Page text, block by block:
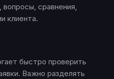
вопросы, сравнения,
клиента.
быстро проверить
Важно разделять